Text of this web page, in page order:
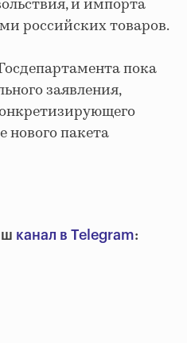
и импорта
российских товаров.
пока
заявления,
нового пакета
канал в Telegram: